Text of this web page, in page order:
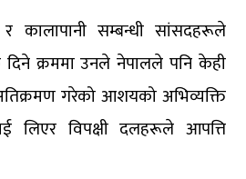
र कालापानी सम्बन्धी सांसदहरूले
दिने क्रममा उनले नेपालले पनि केही
गरेको आशयको अभिव्यक्ति
लिएर विपक्षी दलहरूले आपत्ति